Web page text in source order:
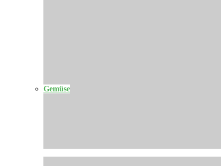
Gemüse